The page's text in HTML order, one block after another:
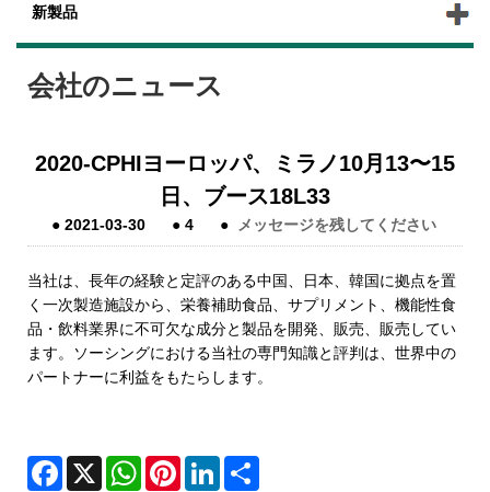
新製品
会社のニュース
2020-CPHIヨーロッパ、ミラノ10月13〜15
日、ブース18L33
●2021-03-30 ●4 ● メッセージを残してください
当社は、長年の経験と定評のある中国、日本、韓国に拠点を置
く一次製造施設から、栄養補助食品、サプリメント、機能性食
品・飲料業界に不可欠な成分と製品を開発、販売、販売してい
ます。ソーシングにおける当社の専門知識と評判は、世界中の
パートナーに利益をもたらします。
Facebook
X WhatsAppPinterestLinkedIn